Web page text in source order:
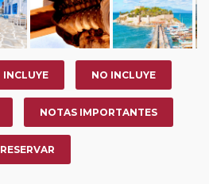
INCLUYE NO INCLUYE
NOTAS IMPORTANTES
RESERVAR